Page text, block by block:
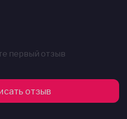
первый отзыв
отзыв